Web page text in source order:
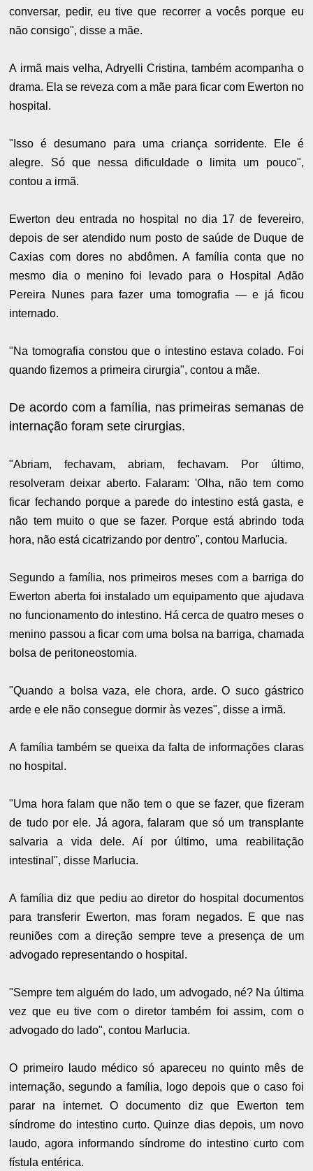
conversar, pedir, eu tive que recorrer a vocês porque eu
não consigo", disse a mãe.
A irmã mais velha, Adryelli Cristina, também acompanha o
drama. Ela se reveza com a mãe para ficar com Ewerton no
hospital.
"Isso é desumano para uma criança sorridente. Ele é
alegre. Só que nessa dificuldade o limita um pouco",
contou a irmã.
Ewerton deu entrada no hospital no dia 17 de fevereiro,
depois de ser atendido num posto de saúde de Duque de
Caxias com dores no abdômen. A família conta que no
mesmo dia o menino foi levado para o Hospital Adão
Pereira Nunes para fazer uma tomografia — e já ficou
internado.
"Na tomografia constou que o intestino estava colado. Foi
quando fizemos a primeira cirurgia", contou a mãe.
De acordo com a família, nas primeiras semanas de
internação foram sete cirurgias.
"Abriam, fechavam, abriam, fechavam. Por último,
resolveram deixar aberto. Falaram: 'Olha, não tem como
ficar fechando porque a parede do intestino está gasta, e
não tem muito o que se fazer. Porque está abrindo toda
hora, não está cicatrizando por dentro", contou Marlucia.
Segundo a família, nos primeiros meses com a barriga do
Ewerton aberta foi instalado um equipamento que ajudava
no funcionamento do intestino. Há cerca de quatro meses o
menino passou a ficar com uma bolsa na barriga, chamada
bolsa de peritoneostomia.
"Quando a bolsa vaza, ele chora, arde. O suco gástrico
arde e ele não consegue dormir às vezes", disse a irmã.
A família também se queixa da falta de informações claras
no hospital.
"Uma hora falam que não tem o que se fazer, que fizeram
de tudo por ele. Já agora, falaram que só um transplante
salvaria a vida dele. Aí por último, uma reabilitação
intestinal", disse Marlucia.
A família diz que pediu ao diretor do hospital documentos
para transferir Ewerton, mas foram negados. E que nas
reuniões com a direção sempre teve a presença de um
advogado representando o hospital.
"Sempre tem alguém do lado, um advogado, né? Na última
vez que eu tive com o diretor também foi assim, com o
advogado do lado", contou Marlucia.
O primeiro laudo médico só apareceu no quinto mês de
internação, segundo a família, logo depois que o caso foi
parar na internet. O documento diz que Ewerton tem
síndrome do intestino curto. Quinze dias depois, um novo
laudo, agora informando síndrome do intestino curto com
fístula entérica.